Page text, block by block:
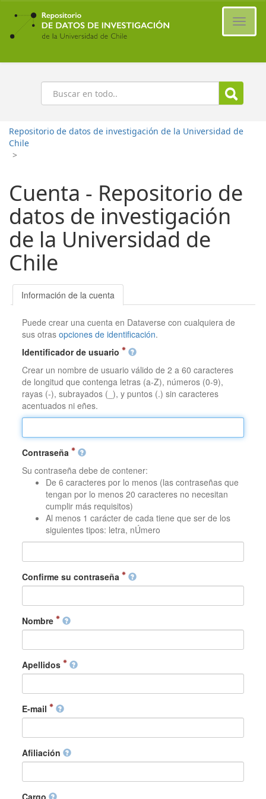
Ir
contenido
principal
Buscar
Repositorio de datos de investigación de la Universidad de
Chile
>
Cuenta - Repositorio de
datos de investigación
de la Universidad de
Chile
Información de la cuenta
Puede crear una cuenta en Dataverse con cualquiera de
sus otrasopciones de identificación.
Identificador de usuario
Crear un nombre de usuario válido de 2 a 60 caracteres
de longitud que contenga letras (a-Z), números (0-9),
rayas (-), subrayados (_), y puntos (.) sin caracteres
acentuados ni eñes.
Contraseña
Su contraseña debe de contener:
De 6 caracteres por lo menos (las contraseñas que
tengan por lo menos 20 caracteres no necesitan
cumplir más requisitos)
Al menos 1 carácter de cada tiene que ser de los
siguientes tipos: letra, nÚmero
Confirme su contraseña
Nombre
Apellidos
E-mail
Afiliación
Cargo